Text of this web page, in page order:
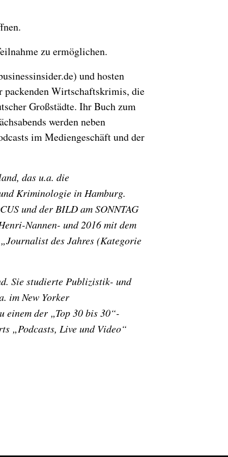
zu ermöglichen.
und hosten
packenden Wirtschaftskrimis, die
Großstädte. Ihr Buch zum
werden neben
im Mediengeschäft und der
das u.a. die
Kriminologie in Hamburg.
und der BILD am SONNTAG
Nannen- und 2016 mit dem
des Jahres (Kategorie
Sie studierte Publizistik- und
im New Yorker
einem der „Top 30 bis 30“-
„Podcasts, Live und Video“